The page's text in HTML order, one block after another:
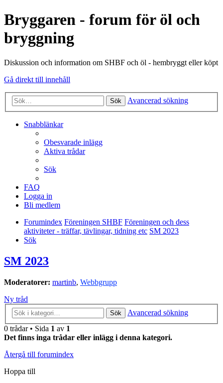
Bryggaren - forum för öl och
bryggning
Diskussion och information om SHBF och öl - hembryggt eller köpt
Gå direkt till innehåll
Sök Avancerad sökning
Snabblänkar
Obesvarade inlägg
Aktiva trådar
Sök
FAQ
Logga in
Bli medlem
Forumindex Föreningen SHBF Föreningen och dess
aktiviteter - träffar, tävlingar, tidning etc SM 2023
Sök
SM 2023
Moderatorer: martinb, Webbgrupp
Ny tråd
Sök
Avancerad sökning
0 trådar • Sida 1 av 1
Det finns inga trådar eller inlägg i denna kategori.
Återgå till forumindex
Hoppa till